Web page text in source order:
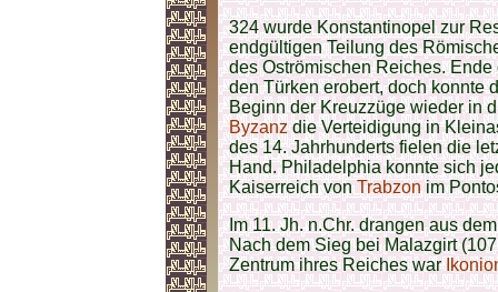
324 wurde Konstantinopel zur
endgültigen Teilung des
des Oströmischen Reiches.
den Türken erobert, doch konnte
Beginn der Kreuzzüge wieder in
Byzanzdie Verteidigung in
des 14. Jahrhunderts fielen die
Hand. Philadelphia konnte sich
Kaiserreich vonTrabzonim
Im 11. Jh. n.Chr. drangen aus
Nach dem Sieg bei Malazgirt
Zentrum ihres Reiches war